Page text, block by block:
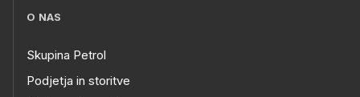
O NAS
Skupina Petrol
Podjetja in storitve